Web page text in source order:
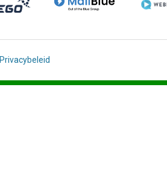
Privacybeleid